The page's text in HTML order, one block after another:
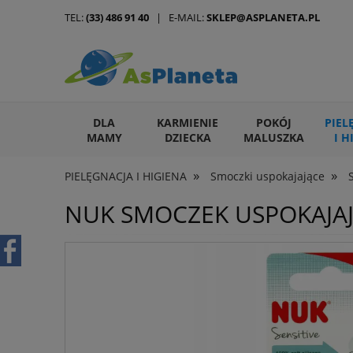
DLA
MAMY
KARMIENIE
DZIECKA
POKÓJ
MALUSZKA
I
ARTYKUŁY DLA ZWIERZĄT
PIELĘGNACJA I HIGIENA » Smoczki uspokajające »
TEL:(33) 486 91 40 | E-MAIL:SKLEP@ASPLANETA.PL
NUK SMOCZEK